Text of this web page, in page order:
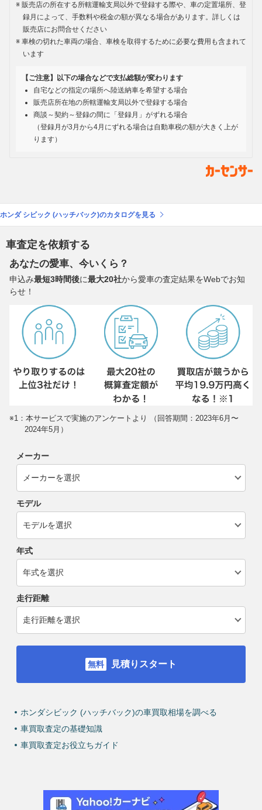
販売店の所在する所轄運輸支局以外で登録する際や、車の定置場所、登
録月によって、手数料や税金の額が異なる場合があります。詳しくは
販売店にお問合せください
車検の切れた車両の場合、車検を取得するために必要な費用も含まれて
います
【ご注意】以下の場合などで支払総額が変わります
自宅などの指定の場所へ陸送納車を希望する場合
販売店所在地の所轄運輸支局以外で登録する場合
商談～契約～登録の間に「登録月」がずれる場合
（登録月が3月から4月にずれる場合は自動車税の額が大きく上が
ります）
ホンダ シビック (ハッチバック)のカタログを見る
車査定を依頼する
あなたの愛車、今いくら？
申込み最短3時間後に最大20社から愛車の査定結果をWebでお知
らせ！
※1：本サービスで実施のアンケートより （回答期間：2023年6月〜
2024年5月）
メーカー
モデル
年式
走行距離
見積りスタート
ホンダシビック (ハッチバック)の車買取相場を調べる
車買取査定の基礎知識
車買取査定お役立ちガイド